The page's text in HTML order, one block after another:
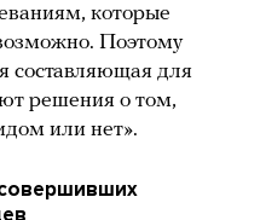
которые
Поэтому
составляющая для
решения о том,
или нет».